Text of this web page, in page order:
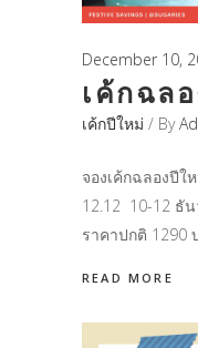
December 10,
เค้กฉล
เค้กปีใหม่ By
จองเค้กฉลองปี
12.12 10-12 ธั
ราคาปกติ 1290
READ MORE